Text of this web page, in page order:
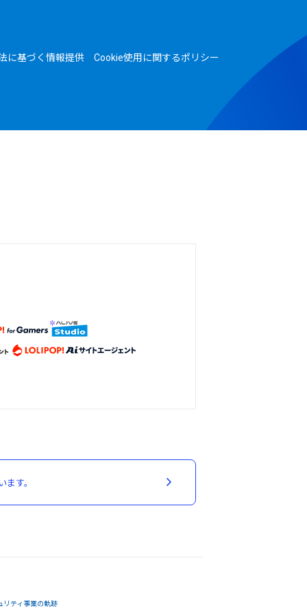
に基づく情報提供 Cookie使用に関するポリシー
す。
リティ事業の軌跡